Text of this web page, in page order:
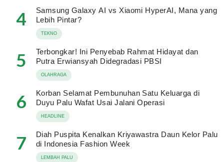
4
Samsung Galaxy AI vs Xiaomi HyperAI, Mana yang
Lebih Pintar?
TEKNO
5
Terbongkar! Ini Penyebab Rahmat Hidayat dan
Putra Erwiansyah Didegradasi PBSI
OLAHRAGA
6
Korban Selamat Pembunuhan Satu Keluarga di
Duyu Palu Wafat Usai Jalani Operasi
HEADLINE
7
Diah Puspita Kenalkan Kriyawastra Daun Kelor Palu
di Indonesia Fashion Week
LEMBAH PALU